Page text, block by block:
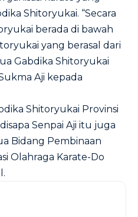
Shitoryukai. “Secara
berada di bawah
yang berasal dari
Gabdika Shitoryukai
Aji kepada
Shitoryukai Provinsi
Senpai Aji itu juga
Bidang Pembinaan
Olahraga Karate-Do